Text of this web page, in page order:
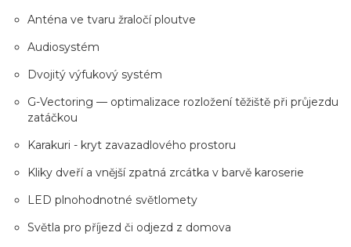
Anténa ve tvaru žraločí ploutve
Audiosystém
Dvojitý výfukový systém
G-Vectoring — optimalizace rozložení těžiště při průjezdu
zatáčkou
Karakuri - kryt zavazadlového prostoru
Kliky dveří a vnější zpatná zrcátka v barvě karoserie
LED plnohodnotné světlomety
Světla pro příjezd či odjezd z domova